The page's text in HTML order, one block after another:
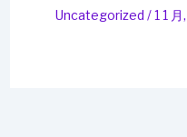
Uncategorized /1 1